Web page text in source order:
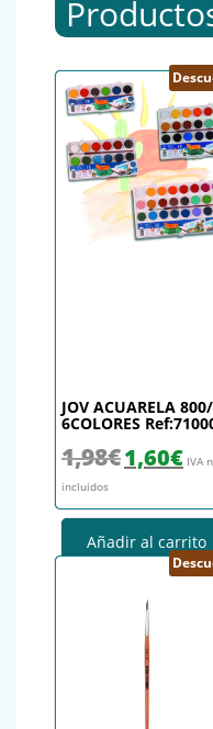
JOV ACUARELA
6COLORES
1,98€ El precio
1,60€El
IVA
incluidos
Añadir al carrito